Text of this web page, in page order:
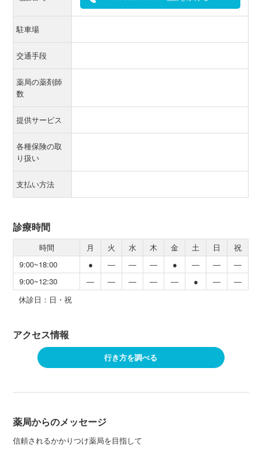
駐車場
交通手段
薬局の薬剤師
数
提供サービス
各種保険の取
り扱い
支払い方法
診療時間
時間 月 火 水 木 金 土 日
祝
9:00~18:00
● ― ― ― ● ― ―
―
9:00~12:30
― ― ― ― ― ● ―
―
休診日：日・祝
アクセス情報
行き方を調べる
薬局からのメッセージ
信頼されるかかりつけ薬局を目指して